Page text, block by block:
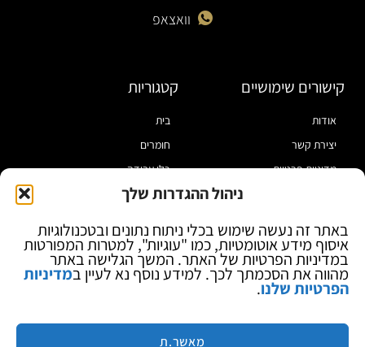
ניהול ההגדרות שלך
באתר זה נעשה שימוש בכלי ניתוח נתונים ובטכנולוגיות
איסוף מידע אוטומטיות, כמו "עוגיות", למטרות המפורטות
במדיניות הפרטיות של האתר. המשך הגלישה באתר
מהווה את הסכמתך לכך. למידע נוסף נא לעיין במדיניות
הפרטיות שלנו.
מאשר.ת
וואצאפ
קישורים שימושיים
אודות
יצירת קשר
מדיניות פרטיות
בלוג
קטגוריות
בית
חומרים
כלי עבודה
מוצרי הלחמה
ספקי כח ומודדים
ציוד אופטי להגדלה
מותגים